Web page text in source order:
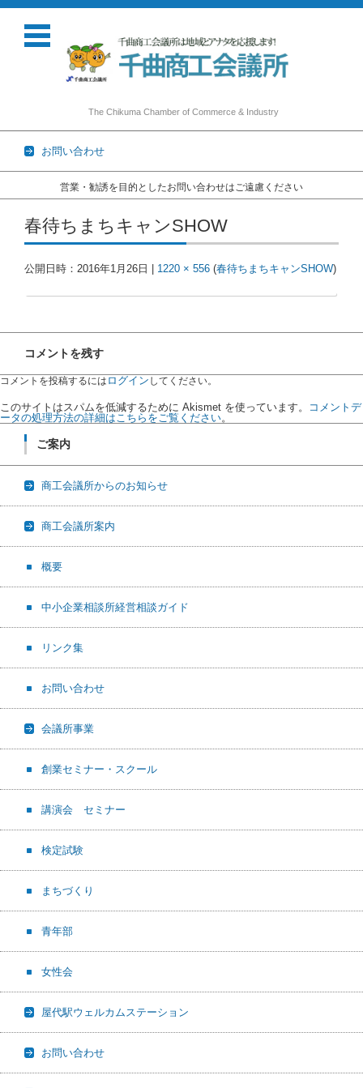
The Chikuma Chamber of Commerce & Industry
お問い合わせ
営業・勧誘を目的としたお問い合わせはご遠慮ください
コンテンツに移動
春待ちまちキャンSHOW
公開日時： 2016年1月26日 1220 × 556 (春待ちまちキャンSHOW)
コメントを残す
コメントを投稿するには ログイン してください。
このサイトはスパムを低減するために Akismet を使っています。
コメントデ
ータの処理方法の詳細はこちらをご覧ください。
ご案内
商工会議所からのお知らせ
商工会議所案内
概要
中小企業相談所経営相談ガイド
リンク集
お問い合わせ
会議所事業
創業セミナー・スクール
講演会 セミナー
検定試験
まちづくり
青年部
女性会
屋代駅ウェルカムステーション
お問い合わせ